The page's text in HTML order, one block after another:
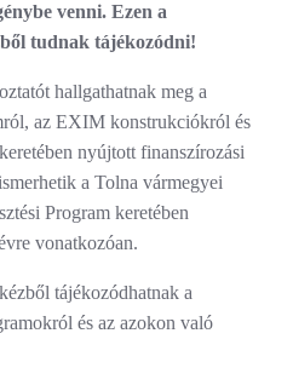
venni. Ezen a
tudnak tájékozódni!
hallgathatnak meg a
az EXIM konstrukciókról és
nyújtott finanszírozási
a Tolna vármegyei
Program keretében
vonatkozóan.
tájékozódhatnak a
és az azokon való